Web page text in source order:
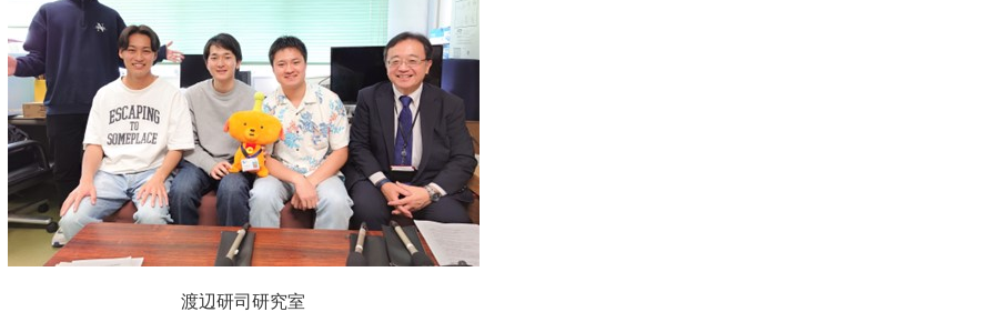
渡辺研司研究室